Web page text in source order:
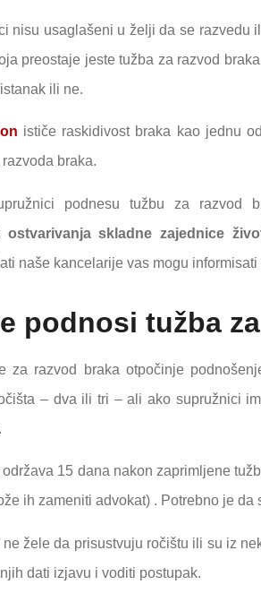
nisu usaglašeni u želji da se razvedu
preostaje jeste tužba za razvod
ili ne.
ističe raskidivost braka kao jednu
braka.
podnesu tužbu za razvod
ostvarivanja skladne zajednice
naše kancelarije vas mogu
podnosi tužba
za razvod braka otpočinje
– dva ili tri – ali ako supružnici
održava 15 dana nakon zaprimljene
ih zameniti advokat) . Potrebno je
žele da prisustvuju ročištu ili su iz
dati izjavu i voditi postupak.